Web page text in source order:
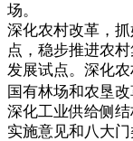
场。
深化农村改革，
点，稳步推进农
发展试点。深化
国有林场和农垦
深化工业供给侧
实施意见和八大